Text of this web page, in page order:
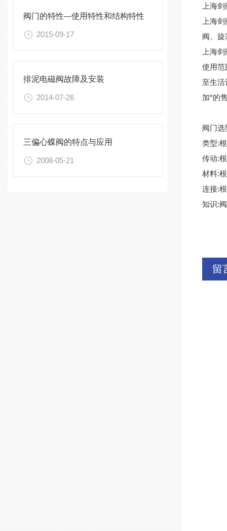
阀门的特性---使用特性和结构特性
2015-09-17
排泥电磁阀故障及安装
2014-07-26
三偏心蝶阀的特点与应用
2008-05-21
上海
上海
阀、
上海
使用范
至生活
加*的
阀门
类型:
传动:
材料:
连接:
知识:
留